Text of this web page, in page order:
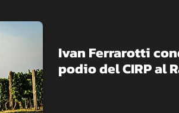
Ivan Ferrarotti
podio del CIRP al